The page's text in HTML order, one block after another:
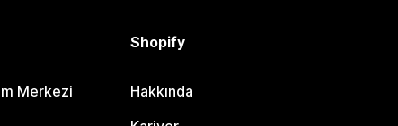
Merkezi
Shopify
Hakkında